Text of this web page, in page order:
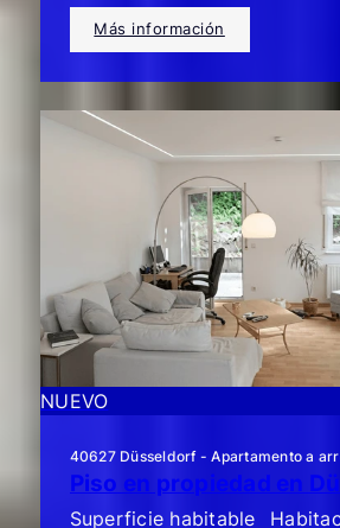
Más información
NUEVO
40627 Düsseldorf - Apartamento a
Superficie habitable